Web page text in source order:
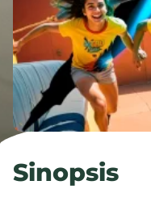
Sinopsis